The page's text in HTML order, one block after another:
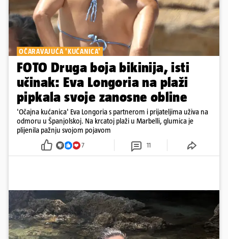
OČARAVAJUĆA 'KUĆANICA'
FOTO Druga boja bikinija, isti
učinak: Eva Longoria na plaži
pipkala svoje zanosne obline
'Očajna kućanica' Eva Longoria s partnerom i prijateljima uživa na
odmoru u Španjolskoj. Na krcatoj plaži u Marbelli, glumica je
plijenila pažnju svojom pojavom
7 11